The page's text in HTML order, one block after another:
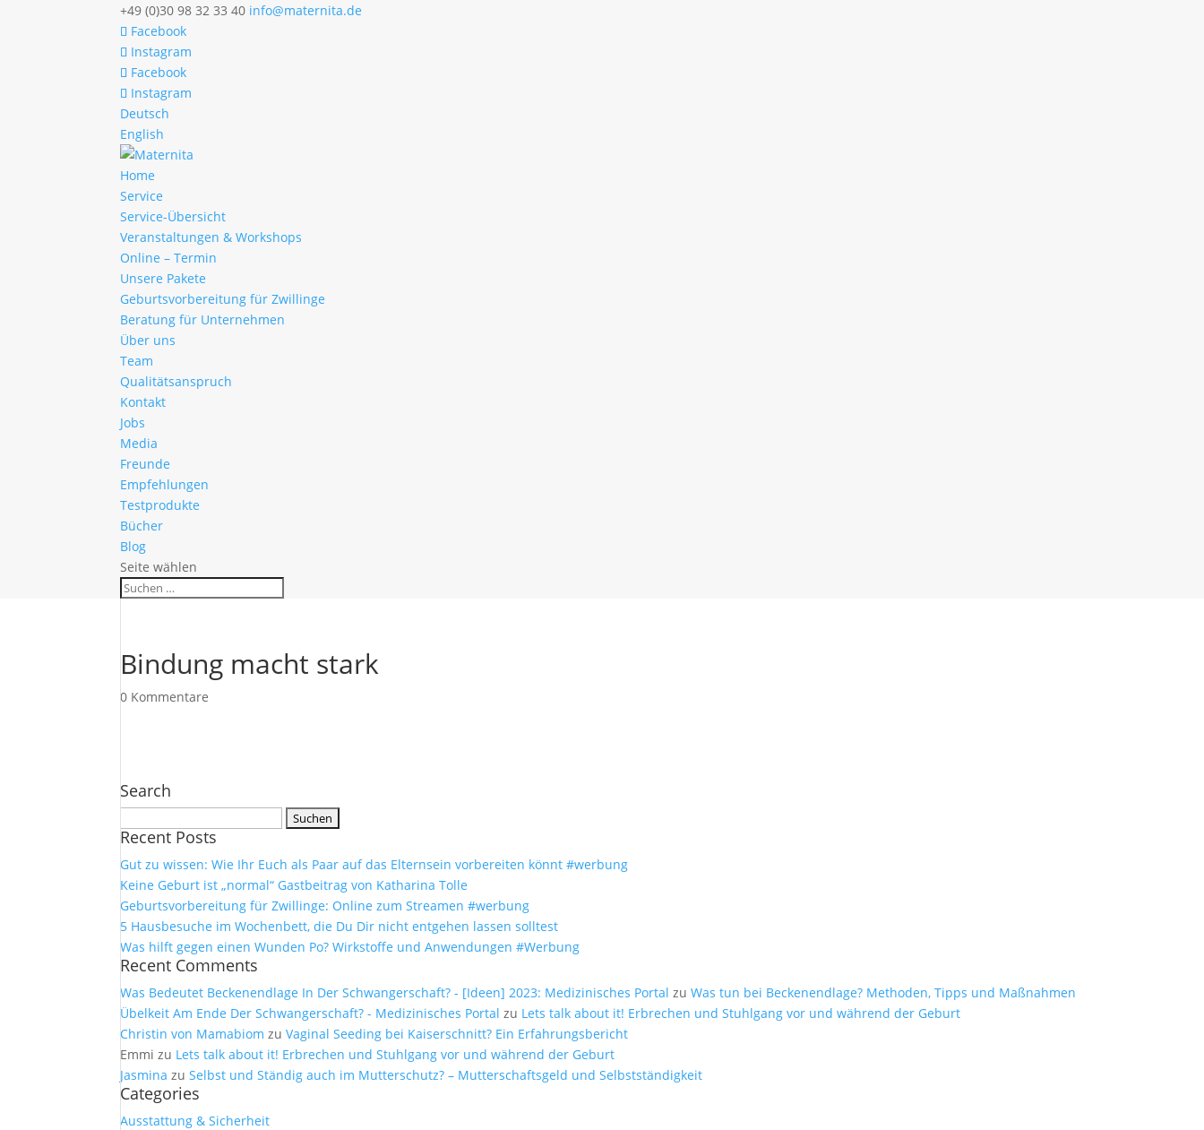
+49 (0)30 98 32 33 40 info@maternita.de
Facebook
Instagram
Facebook
Instagram
Deutsch
English
Home
Service
Service-Übersicht
Veranstaltungen & Workshops
Online – Termin
Unsere Pakete
Geburtsvorbereitung für Zwillinge
Beratung für Unternehmen
Über uns
Team
Qualitätsanspruch
Kontakt
Jobs
Media
Freunde
Empfehlungen
Testprodukte
Bücher
Blog
Seite wählen
Bindung macht stark
0 Kommentare
Search
nach:
Recent Posts
Gut zu wissen: Wie Ihr Euch als Paar auf das Elternsein vorbereiten könnt #werbung
Keine Geburt ist „normal“ Gastbeitrag von Katharina Tolle
Geburtsvorbereitung für Zwillinge: Online zum Streamen #werbung
5 Hausbesuche im Wochenbett, die Du Dir nicht entgehen lassen solltest
Was hilft gegen einen Wunden Po? Wirkstoffe und Anwendungen #Werbung
Recent Comments
Was Bedeutet Beckenendlage In Der Schwangerschaft? - [Ideen] 2023: Medizinisches Portal zuWas tun bei Beckenendlage? Methoden, Tipps und Maßnahmen
Übelkeit Am Ende Der Schwangerschaft? - Medizinisches Portal zu Lets talk about it! Erbrechen und Stuhlgang vor und während der Geburt
Christin von Mamabiom zuVaginal Seeding bei Kaiserschnitt? Ein Erfahrungsbericht
Emmi zu Lets talk about it! Erbrechen und Stuhlgang vor und während der Geburt
Jasmina zuSelbst und Ständig auch im Mutterschutz? – Mutterschaftsgeld und Selbstständigkeit
Categories
Ausstattung & Sicherheit